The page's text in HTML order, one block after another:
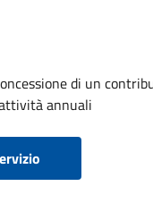
di un
annuali